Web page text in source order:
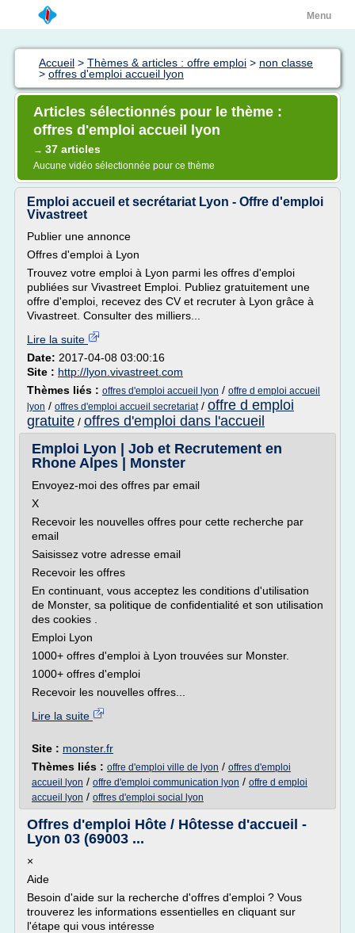
Menu
Accueil > Thèmes & articles : offre emploi > non classe
> offres d'emploi accueil lyon
Articles sélectionnés pour le thème :
offres d'emploi accueil lyon
→ 37 articles
Aucune vidéo sélectionnée pour ce thème
Emploi accueil et secrétariat Lyon - Offre d'emploi
Vivastreet
Publier une annonce
Offres d'emploi à Lyon
Trouvez votre emploi à Lyon parmi les offres d'emploi
publiées sur Vivastreet Emploi. Publiez gratuitement une
offre d'emploi, recevez des CV et recruter à Lyon grâce à
Vivastreet. Consulter des milliers...
Lire la suite
Date: 2017-04-08 03:00:16
Site : http://lyon.vivastreet.com
Thèmes liés : offres d'emploi accueil lyon / offre d emploi accueil
lyon / offres d'emploi accueil secretariat/ offre d emploi
gratuite / offres d'emploi dans l'accueil
Emploi Lyon | Job et Recrutement en
Rhone Alpes | Monster
Envoyez-moi des offres par email
X
Recevoir les nouvelles offres pour cette recherche par
email
Saisissez votre adresse email
Recevoir les offres
En continuant, vous acceptez les conditions d'utilisation
de Monster, sa politique de confidentialité et son utilisation
des cookies .
Emploi Lyon
1000+ offres d'emploi à Lyon trouvées sur Monster.
1000+ offres d'emploi
Recevoir les nouvelles offres...
Lire la suite
Site : monster.fr
Thèmes liés : offre d'emploi ville de lyon / offres d'emploi
accueil lyon / offre d'emploi communication lyon / offre d emploi
accueil lyon / offres d'emploi social lyon
Offres d'emploi Hôte / Hôtesse d'accueil -
Lyon 03 (69003 ...
×
Aide
Besoin d'aide sur la recherche d'offres d'emploi ? Vous
trouverez les informations essentielles en cliquant sur
l'étape qui vous intéresse